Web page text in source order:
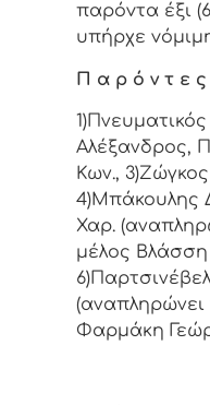
παρόvτα έξι
υπήρχε
Π α ρ ό ν τ ε ς
1)Πνευματικός
Αλέξανδρος,
Κων.,
4)Μπάκουλης
Χαρ.
μέλος Βλάσση
(αναπληρώνει
Φαρμάκη